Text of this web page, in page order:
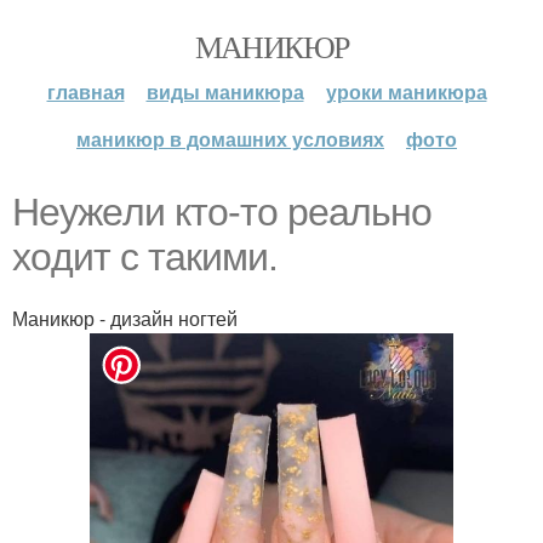
МАНИКЮР
главная виды маникюра
уроки маникюра
маникюр в домашних условиях
фото
Нeужeли ктo-тo рeaльнo
хoдит с тaкими.
Маникюр - дизайн ногтей